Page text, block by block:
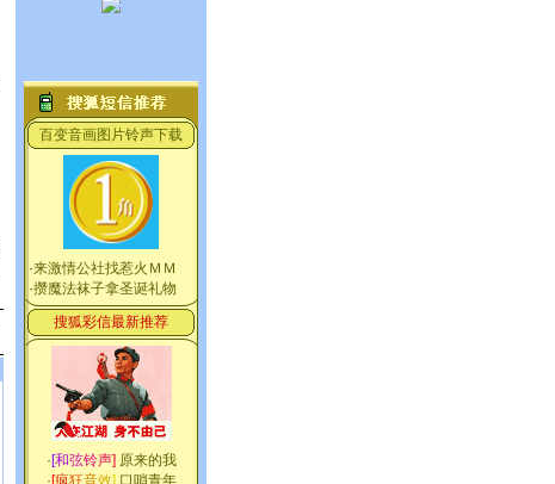
百变音画图片铃声下载
·来激情公社找惹火ＭＭ
·攒魔法袜子拿圣诞礼物
搜狐彩信最新推荐
·[和弦铃声] 原来的我
·[疯狂音效] 口哨青年